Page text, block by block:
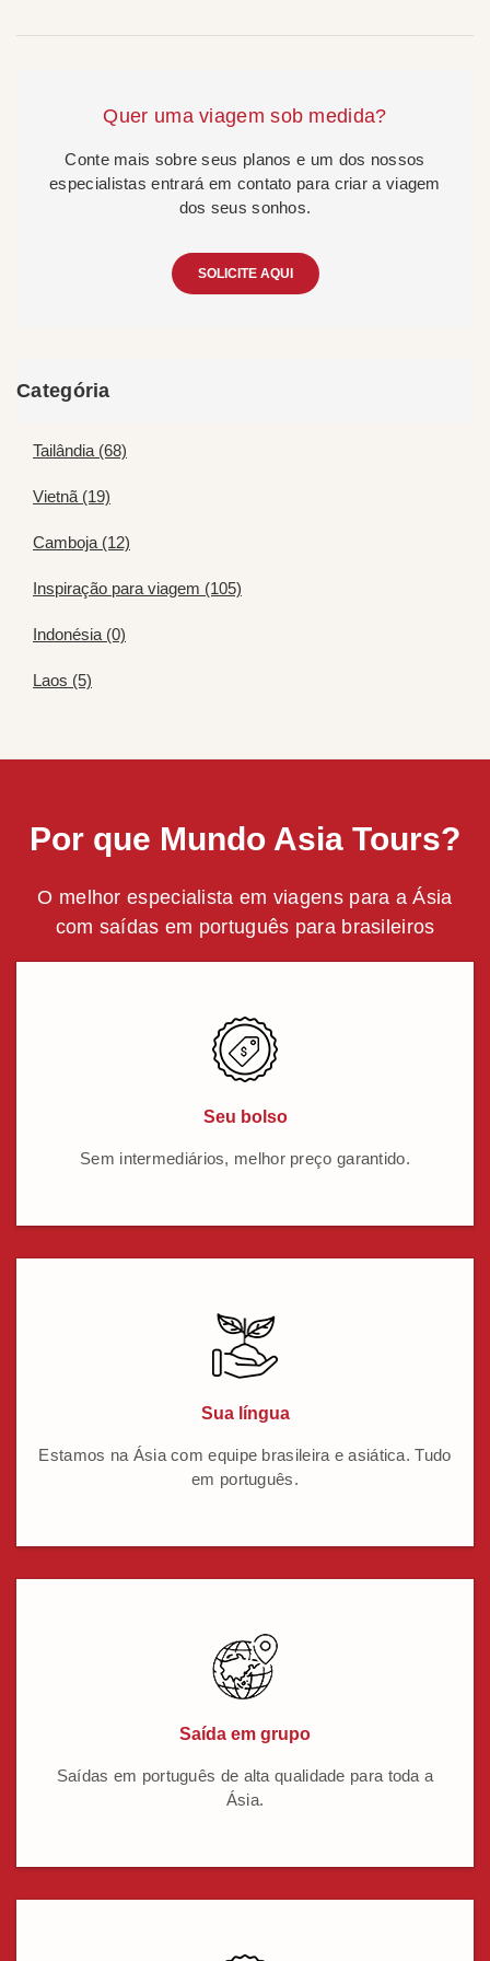
Quer uma viagem sob medida?
Conte mais sobre seus planos e um dos nossos
especialistas entrará em contato para criar a viagem
dos seus sonhos.
SOLICITE AQUI
Categória
Tailândia (68)
Vietnã (19)
Camboja (12)
Inspiração para viagem (105)
Indonésia (0)
Laos (5)
Por que Mundo Asia Tours?
O melhor especialista em viagens para a Ásia
com saídas em português para brasileiros
Seu bolso
Sem intermediários, melhor preço garantido.
Sua língua
Estamos na Ásia com equipe brasileira e asiática. Tudo
em português.
Saída em grupo
Saídas em português de alta qualidade para toda a
Ásia.